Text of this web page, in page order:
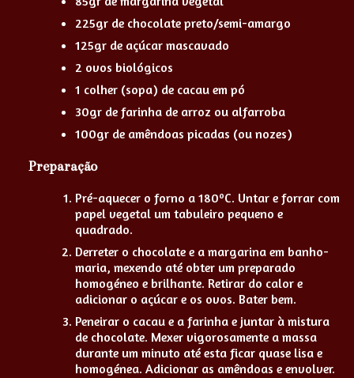
225gr de chocolate preto/semi-amargo
125gr de açúcar mascavado
2 ovos biológicos
1 colher (sopa) de cacau em pó
30gr de farinha de arroz ou alfarroba
100gr de amêndoas picadas (ou nozes)
Preparação
Pré-aquecer o forno a 180ºC. Untar e forrar com
papel vegetal um tabuleiro pequeno e
quadrado.
Derreter o chocolate e a margarina em banho-
maria, mexendo até obter um preparado
homogéneo e brilhante. Retirar do calor e
adicionar o açúcar e os ovos. Bater bem.
Peneirar o cacau e a farinha e juntar à mistura
de chocolate. Mexer vigorosamente a massa
durante um minuto até esta ficar quase lisa e
homogénea. Adicionar as amêndoas e envolver.